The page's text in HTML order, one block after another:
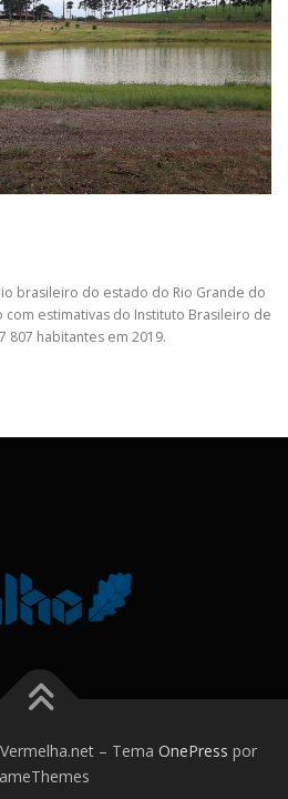
brasileiro do estado do Rio Grande do
com estimativas do Instituto Brasileiro de
807 habitantes em 2019.
– Tema OnePress por